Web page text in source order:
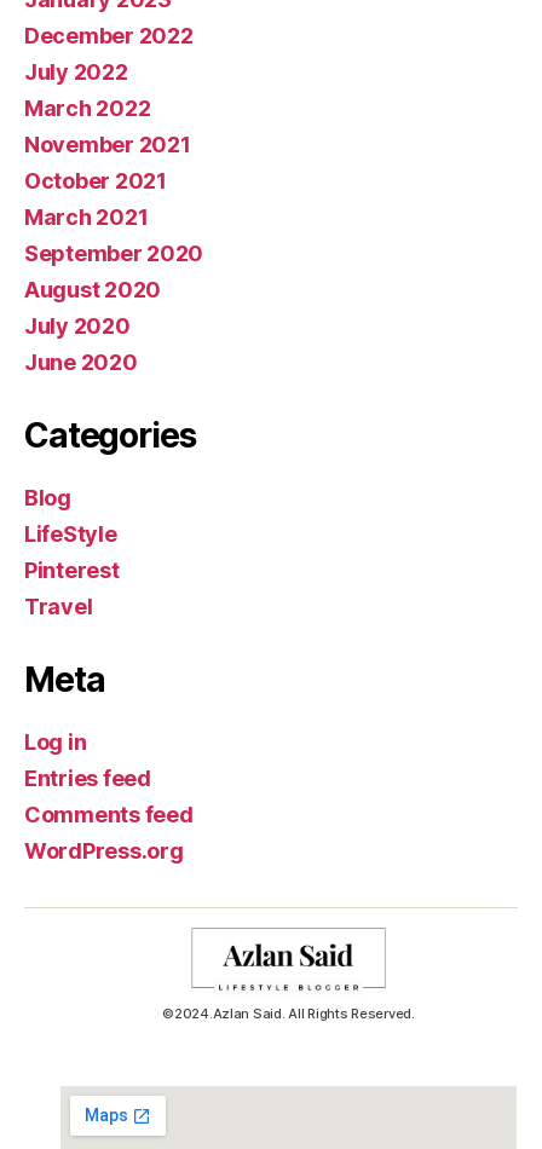
December 2022
July 2022
March 2022
November 2021
October 2021
March 2021
September 2020
August 2020
July 2020
June 2020
Categories
Blog
LifeStyle
Pinterest
Travel
Meta
Log in
Entries feed
Comments feed
WordPress.org
©2024.Azlan Said. All Rights Reserved.